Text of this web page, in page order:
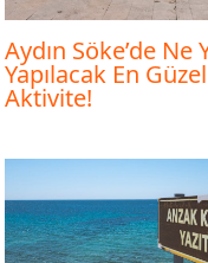
Aydın Söke’de Ne
Yapılacak En
Aktivite!